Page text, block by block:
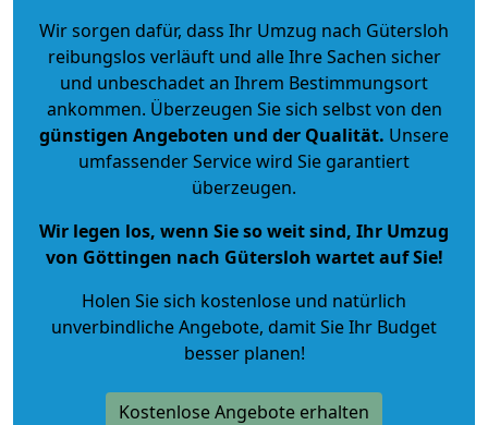
Wir sorgen dafür, dass Ihr Umzug nach Gütersloh
reibungslos verläuft und alle Ihre Sachen sicher
und unbeschadet an Ihrem Bestimmungsort
ankommen. Überzeugen Sie sich selbst von den
günstigen Angeboten und der Qualität. Unsere
umfassender Service wird Sie garantiert
überzeugen.
Wir legen los, wenn Sie so weit sind, Ihr Umzug
von Göttingen nach Gütersloh wartet auf Sie!
Holen Sie sich kostenlose und natürlich
unverbindliche Angebote, damit Sie Ihr Budget
besser planen!
Kostenlose Angebote erhalten